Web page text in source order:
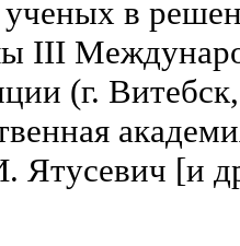
в
III
(г.
Ятусевич [и